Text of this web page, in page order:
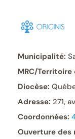
Skip
content
Municipalité:
MRC/
Diocèse:
Adresse: 271,
Coordonnées:
Ouverture des